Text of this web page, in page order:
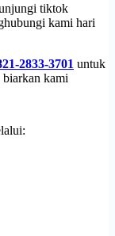
tiktok
kami hari
2833-3701 untuk
biarkan kami